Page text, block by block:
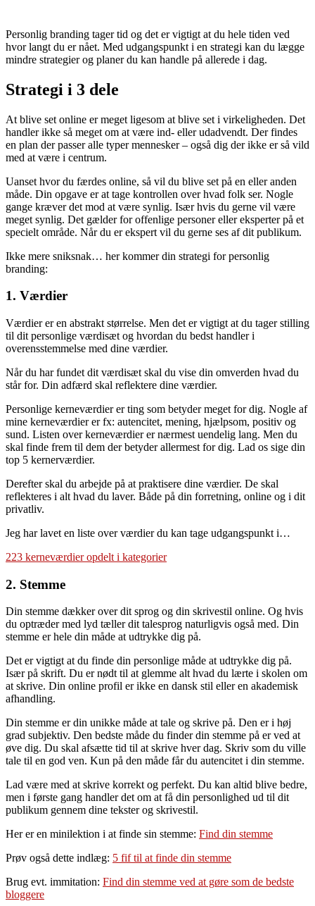
Personlig branding tager tid og det er vigtigt at du hele tiden ved
hvor langt du er nået. Med udgangspunkt i en strategi kan du lægge
mindre strategier og planer du kan handle på allerede i dag.
Strategi i 3 dele
At blive set online er meget ligesom at blive set i virkeligheden. Det
handler ikke så meget om at være ind- eller udadvendt. Der findes
en plan der passer alle typer mennesker – også dig der ikke er så vild
med at være i centrum.
Uanset hvor du færdes online, så vil du blive set på en eller anden
måde. Din opgave er at tage kontrollen over hvad folk ser. Nogle
gange kræver det mod at være synlig. Især hvis du gerne vil være
meget synlig. Det gælder for offenlige personer eller eksperter på et
specielt område. Når du er ekspert vil du gerne ses af dit publikum.
Ikke mere sniksnak… her kommer din strategi for personlig
branding:
1. Værdier
Værdier er en abstrakt størrelse. Men det er vigtigt at du tager stilling
til dit personlige værdisæt og hvordan du bedst handler i
overensstemmelse med dine værdier.
Når du har fundet dit værdisæt skal du vise din omverden hvad du
står for. Din adfærd skal reflektere dine værdier.
Personlige kerneværdier er ting som betyder meget for dig. Nogle af
mine kerneværdier er fx: autencitet, mening, hjælpsom, positiv og
sund. Listen over kerneværdier er nærmest uendelig lang. Men du
skal finde frem til dem der betyder allermest for dig. Lad os sige din
top 5 kernerværdier.
Derefter skal du arbejde på at praktisere dine værdier. De skal
reflekteres i alt hvad du laver. Både på din forretning, online og i dit
privatliv.
Jeg har lavet en liste over værdier du kan tage udgangspunkt i…
223 kerneværdier opdelt i kategorier
2. Stemme
Din stemme dækker over dit sprog og din skrivestil online. Og hvis
du optræder med lyd tæller dit talesprog naturligvis også med. Din
stemme er hele din måde at udtrykke dig på.
Det er vigtigt at du finde din personlige måde at udtrykke dig på.
Især på skrift. Du er nødt til at glemme alt hvad du lærte i skolen om
at skrive. Din online profil er ikke en dansk stil eller en akademisk
afhandling.
Din stemme er din unikke måde at tale og skrive på. Den er i høj
grad subjektiv. Den bedste måde du finder din stemme på er ved at
øve dig. Du skal afsætte tid til at skrive hver dag. Skriv som du ville
tale til en god ven. Kun på den måde får du autencitet i din stemme.
Lad være med at skrive korrekt og perfekt. Du kan altid blive bedre,
men i første gang handler det om at få din personlighed ud til dit
publikum gennem dine tekster og skrivestil.
Her er en minilektion i at finde sin stemme: Find din stemme
Prøv også dette indlæg: 5 fif til at finde din stemme
Brug evt. immitation: Find din stemme ved at gøre som de bedste
bloggere